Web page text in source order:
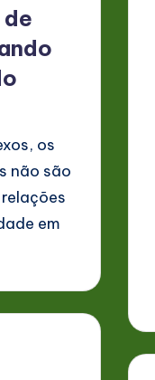
os
não são
em